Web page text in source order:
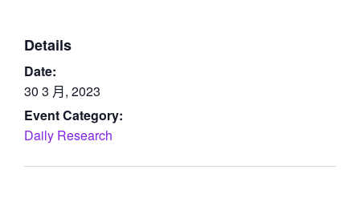
Details
Date:
30 3 月, 2023
Event Category:
Daily Research